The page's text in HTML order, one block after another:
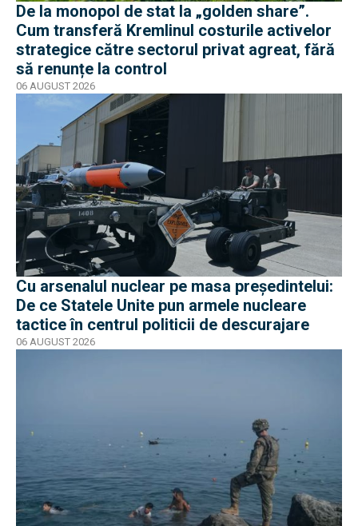
De la monopol de stat la „golden share”.
Cum transferă Kremlinul costurile activelor
strategice către sectorul privat agreat, fără
să renunțe la control
06 AUGUST 2026
Cu arsenalul nuclear pe masa preşedintelui:
De ce Statele Unite pun armele nucleare
tactice în centrul politicii de descurajare
06 AUGUST 2026